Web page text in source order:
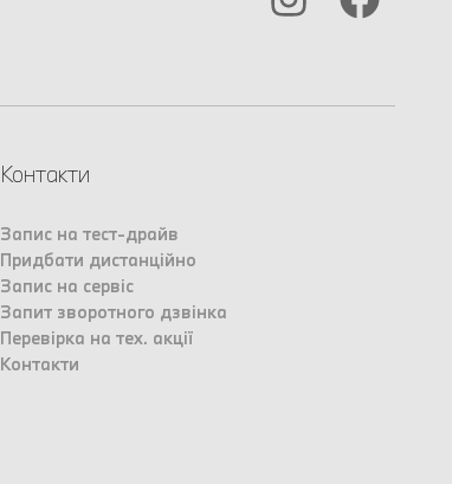
Контакти
Запис на тест-драйв
Придбати дистанційно
Запис на сервіс
Запит зворотного дзвінка
Перевірка на тех. акції
Контакти